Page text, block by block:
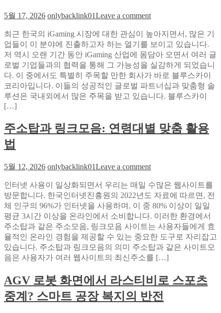
이
닌
필
수?
긴
급
출
동
처
출
손
실
막
는
법
5월 17, 2026 onlybacklink01Leave a commenton
루
스
카
이
코
리
아:
아
의
도
적
솔
루
션
최근 한국의 iGaming 시장에 대한 관심이 높아지면서, 많은 기
업들이 이 분야에 진출하고자 하는 열기를 보이고 있습니다.
저 역시 오랜 기간 동안 iGaming 산업에 몸담아 오면서 여러 글
로벌 기업들과의 협력을 통해 그 가능성을 실감하게 되었습니
다. 이 중에서도 특별히 주목할 만한 회사가 바로 블루스카이
코리아입니다. 이들의 성공적인 글로벌 파트너십과 맞춤형 솔
루션은 국내외에서 많은 주목을 받고 있습니다. 블루스카이
[…]
주소탑과 링크모음: 연령대별 맞춤 활용
법
5월 12, 2026 onlybacklink01Leave a commenton
소
탑
과
링
크
모
음:
연
대
별
맞
인터넷 사용이 일상화되면서 우리는 매일 수많은 웹사이트를
방문합니다. 한국인터넷진흥원의 2022년도 자료에 따르면, 전
체 인구의 96%가 인터넷을 사용하며, 이 중 80% 이상이 일일
평균 3시간 이상을 온라인에서 소비합니다. 이러한 환경에서
주소탑과 같은 주소모음, 링크모음 사이트는 사용자들에게 효
율적인 온라인 경험을 제공할 수 있는 중요한 도구로 자리잡고
있습니다. 주소탑과 링크모음의 의미 주소탑과 같은 사이트모
음은 사용자가 여러 웹사이트의 최신주소를 […]
AGV 로봇 화면에서 라스티비로 스포츠
중계? 스마트 공장 복지의 반전